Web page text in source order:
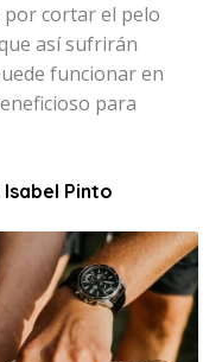
cortar el pelo
así sufrirán
funcionar en
para
Isabel Pinto